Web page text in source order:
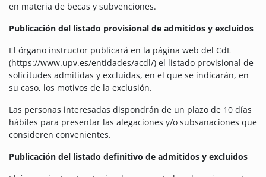
en materia de becas y subvenciones.
Publicación del listado provisional de admitidos y excluidos
El órgano instructor publicará en la página web del CdL
(https://www.upv.es/entidades/acdl/) el listado provisional de
solicitudes admitidas y excluidas, en el que se indicarán, en
su caso, los motivos de la exclusión.
Las personas interesadas dispondrán de un plazo de 10 días
hábiles para presentar las alegaciones y/o subsanaciones que
consideren convenientes.
Publicación del listado definitivo de admitidos y excluidos